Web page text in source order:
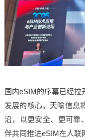
国内eSIM的序幕已经
发展的核心。天喻信息
沿，以更安全、更可靠
伴共同推进eSIM在人联